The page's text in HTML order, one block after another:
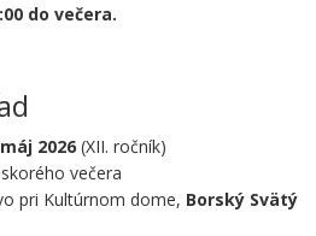
do večera.
2026 (XII. ročník)
večera
pri Kultúrnom dome, Borský Svätý